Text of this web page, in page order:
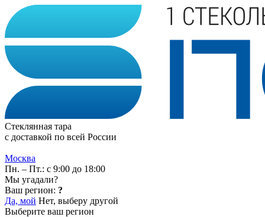
Стеклянная тара
с доставкой по всей России
Москва
Пн. – Пт.: с 9:00 до 18:00
Мы угадали?
Ваш регион: ?
Да, мой Нет, выберу другой
Выберите ваш регион